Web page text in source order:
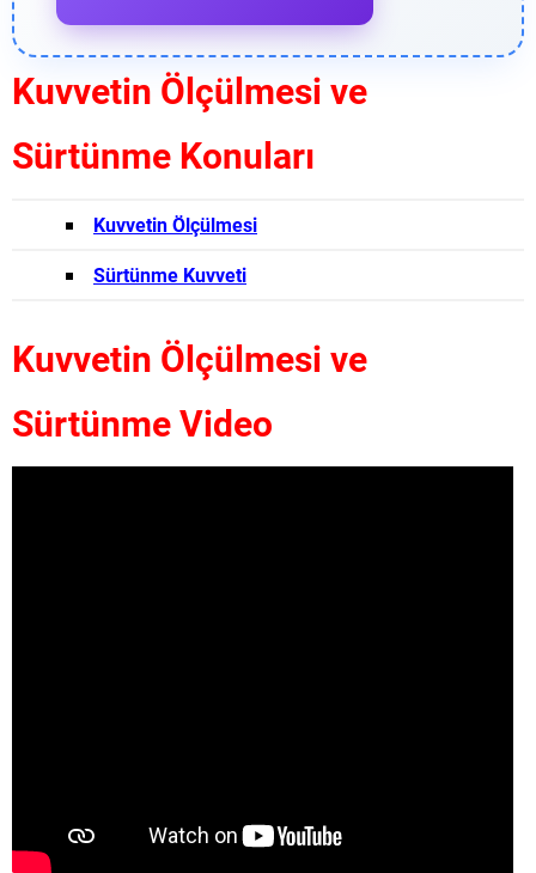
Kuvvetin Ölçülmesi ve
Sürtünme Konuları
Kuvvetin Ölçülmesi
Sürtünme Kuvveti
Kuvvetin Ölçülmesi ve
Sürtünme Video